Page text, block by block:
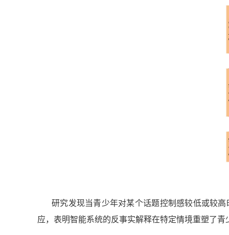
研究发现当青少年对某个话题控制感较低或较
应，表明智能系统的反事实解释在特定情境重塑了青